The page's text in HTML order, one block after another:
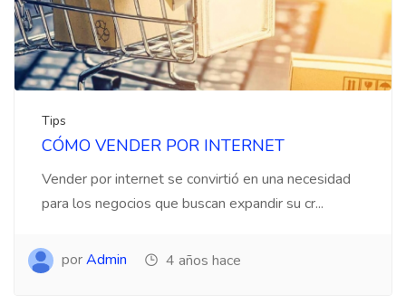
Tips
CÓMO VENDER POR INTERNET
Vender por internet se convirtió en una necesidad
para los negocios que buscan expandir su cr...
porAdmin 4 años hace